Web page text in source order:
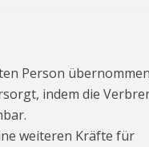
Person
indem die
weiteren Kräfte für